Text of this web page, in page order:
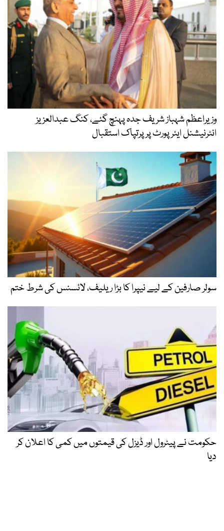
وزیراعظم شہباز شریف جدہ پہنچ گئے، کنگ عبدالعزیز
انٹرنیشنل ایئر پورٹ پر پرتپاک استقبال
سولر صارفین کے لیے نیپرا کا بڑا ریلیف، لائسنس کی شرط ختم
حکومت نے پیٹرول اور ڈیزل کی قیمتوں میں کمی کا اعلان کر
دیا